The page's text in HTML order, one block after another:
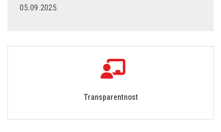
05.09.2025.
Transparentnost